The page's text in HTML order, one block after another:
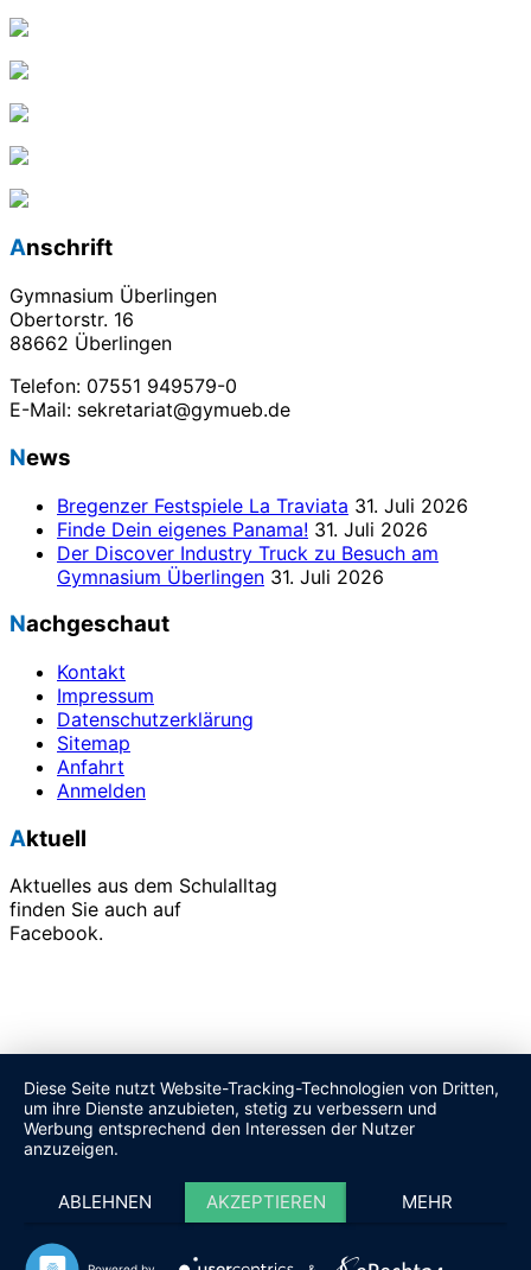
Anschrift
Gymnasium Überlingen
Obertorstr. 16
88662 Überlingen
Telefon: 07551 949579-0
E-Mail: sekretariat@gymueb.de
News
Bregenzer Festspiele La Traviata 31. Juli 2026
Finde Dein eigenes Panama! 31. Juli 2026
Der Discover Industry Truck zu Besuch am
Gymnasium Überlingen 31. Juli 2026
Nachgeschaut
Kontakt
Impressum
Datenschutzerklärung
Sitemap
Anfahrt
Anmelden
Aktuell
Aktuelles aus dem Schulalltag
finden Sie auch auf
Facebook.
Diese Seite nutzt Website-Tracking-Technologien von Dritten,
um ihre Dienste anzubieten, stetig zu verbessern und
Werbung entsprechend den Interessen der Nutzer
anzuzeigen.
ABLEHNEN AKZEPTIEREN MEHR